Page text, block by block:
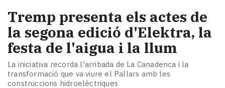
Tremp presenta els actes de
la segona edició d'Elektra, la
festa de l'aigua i la llum
La iniciativa recorda l'arribada de La Canadenca i la
transformació que va viure el Pallars amb les
construccions hidroelèctriques